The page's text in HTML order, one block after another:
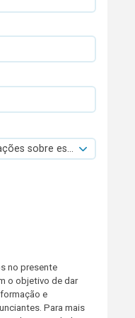
sobre esta viatura.
no presente
o objetivo de dar
e
Para mais